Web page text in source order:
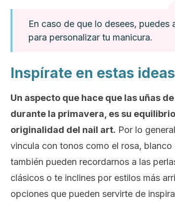
En caso de que lo desees,
para personalizar tu manicura.
Inspírate en estas
Un aspecto que hace que las uñas
durante la primavera, es su
originalidad del nail art. Por lo
vincula con tonos como el rosa,
también pueden recordarnos a las
clásicos o te inclines por estilos más
opciones que pueden servirte de